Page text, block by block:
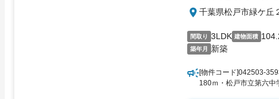
千葉県松戸市緑ケ丘
間取り 3LDK 建物面積
築年月 新築
[物件コード]042503-
180ｍ・松戸市立第六